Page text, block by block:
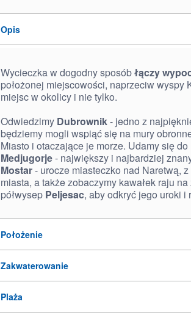
Opis
Wycieczka w dogodny sposóbłączy
położonej miejscowości, naprzeciw
miejsc w okolicy i nie tylko.
Odwiedzimy Dubrownik- jedno z
będziemy mogli wspiąć się na mury
Miasto i otaczające je morze. Udamy się do
Medjugorje- największy i najbardziej
Mostar- urocze miasteczko nad Naretwą,
miasta, a także zobaczymy kawałek raju
półwysep Peljesac, aby odkryć jego uroki i
Położenie
Zakwaterowanie
Plaża